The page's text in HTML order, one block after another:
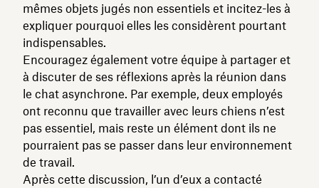
mêmes objets jugés non essentiels et incitez-les à
expliquer pourquoi elles les considèrent pourtant
indispensables.
Encouragez également votre équipe à partager et
à discuter de ses réflexions après la réunion dans
le chat asynchrone. Par exemple, deux employés
ont reconnu que travailler avec leurs chiens n’est
pas essentiel, mais reste un élément dont ils ne
pourraient pas se passer dans leur environnement
de travail.
Après cette discussion, l’un d’eux a contacté